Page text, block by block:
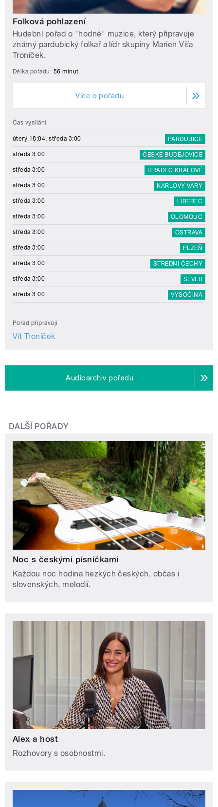
Folková pohlazení
Hudební pořad o "hodné" muzice, který připravuje
známý pardubický folkař a lídr skupiny Marien Víťa
Troníček.
Délka pořadu: 56 minut
Více o pořadu
Čas vysílání
úterý 18:04, středa 3:00 PARDUBICE
středa 3:00 ČESKÉ BUDĚJOVICE
středa 3:00 HRADEC KRÁLOVÉ
středa 3:00 KARLOVY VARY
středa 3:00 LIBEREC
středa 3:00 OLOMOUC
středa 3:00 OSTRAVA
středa 3:00 PLZEŇ
středa 3:00 STŘEDNÍ ČECHY
středa 3:00 SEVER
středa 3:00 VYSOČINA
Pořad připravují
Vít Troníček
Audioarchiv pořadu
DALŠÍ POŘADY
Noc s českými písničkami
Každou noc hodina hezkých českých, občas i
slovenských, melodií.
Alex a host
Rozhovory s osobnostmi.